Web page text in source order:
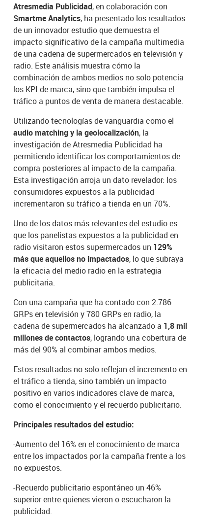
Atresmedia Publicidad, en colaboración con
Smartme Analytics, ha presentado los resultados
de un innovador estudio que demuestra el
impacto significativo de la campaña multimedia
de una cadena de supermercados en televisión y
radio. Este análisis muestra cómo la
combinación de ambos medios no solo potencia
los KPI de marca, sino que también impulsa el
tráfico a puntos de venta de manera destacable.
Utilizando tecnologías de vanguardia como el
audio matching y la geolocalización, la
investigación de Atresmedia Publicidad ha
permitiendo identificar los comportamientos de
compra posteriores al impacto de la campaña.
Esta investigación arroja un dato revelador: los
consumidores expuestos a la publicidad
incrementaron su tráfico a tienda en un 70%.
Uno de los datos más relevantes del estudio es
que los panelistas expuestos a la publicidad en
radio visitaron estos supermercados un 129%
más que aquellos no impactados, lo que subraya
la eficacia del medio radio en la estrategia
publicitaria.
Con una campaña que ha contado con 2.786
GRPs en televisión y 780 GRPs en radio, la
cadena de supermercados ha alcanzado a 1,8 mil
millones de contactos, logrando una cobertura de
más del 90% al combinar ambos medios.
Estos resultados no solo reflejan el incremento en
el tráfico a tienda, sino también un impacto
positivo en varios indicadores clave de marca,
como el conocimiento y el recuerdo publicitario.
Principales resultados del estudio:
-Aumento del 16% en el conocimiento de marca
entre los impactados por la campaña frente a los
no expuestos.
-Recuerdo publicitario espontáneo un 46%
superior entre quienes vieron o escucharon la
publicidad.